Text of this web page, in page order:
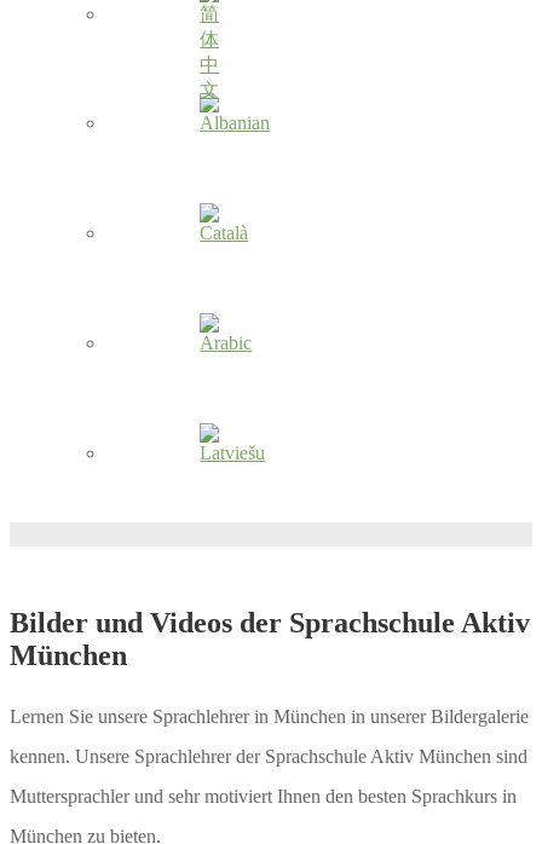
Bilder und Videos der Sprachschule Aktiv
München
Lernen Sie unsere Sprachlehrer in München in unserer Bildergalerie
kennen. Unsere Sprachlehrer der Sprachschule Aktiv München sind
Muttersprachler und sehr motiviert Ihnen den besten Sprachkurs in
München zu bieten.